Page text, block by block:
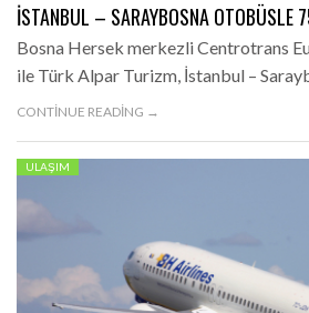
İSTANBUL – SARAYBOSNA OTOBÜSLE
Bosna Hersek merkezli Centrotrans
ile Türk Alpar Turizm, İstanbul –
CONTINUE READING →
ULAŞIM